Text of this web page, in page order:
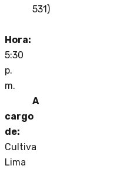
531)
Hora:
5:30
p.
m.
A
cargo
de:
Cultiva
Lima